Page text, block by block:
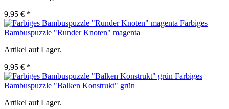
9,95 € *
Farbiges
Bambuspuzzle "Runder Knoten" magenta
Artikel auf Lager.
9,95 € *
Farbiges
Bambuspuzzle "Balken Konstrukt" grün
Artikel auf Lager.